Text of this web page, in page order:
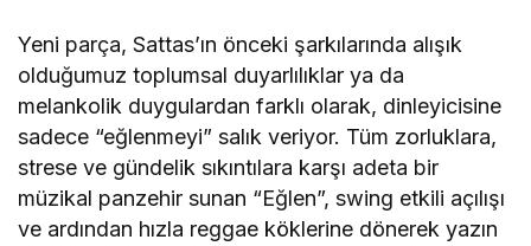
Yeni parça, Sattas’ın önceki şarkılarında alışık
olduğumuz toplumsal duyarlılıklar ya da
melankolik duygulardan farklı olarak, dinleyicisine
sadece “eğlenmeyi” salık veriyor. Tüm zorluklara,
strese ve gündelik sıkıntılara karşı adeta bir
müzikal panzehir sunan “Eğlen”, swing etkili açılışı
ve ardından hızla reggae köklerine dönerek yazın